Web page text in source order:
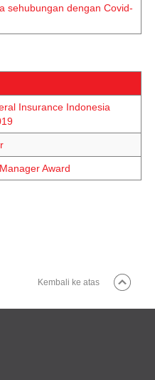
sehubungan dengan Covid-
Insurance Indonesia
Award
Kembali ke atas